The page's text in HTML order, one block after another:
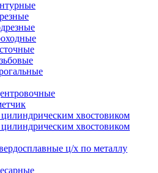
хвостовиком
хвостовиком
ц/х по металлу